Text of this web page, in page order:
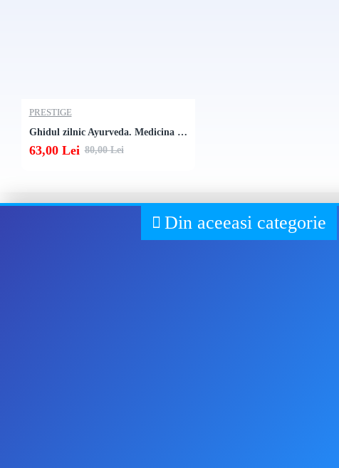
PRESTIGE
Ghidul zilnic Ayurveda. Medicina Vietii
63,00 Lei 80,00 Lei
Din aceeasi categorie